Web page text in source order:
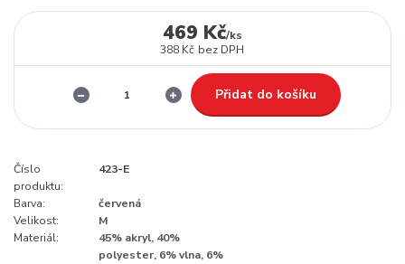
469 Kč/ks
388 Kč bez DPH
Přidat do košíku
Číslo
produktu:
423-E
Barva:
červená
Velikost:
M
Materiál:
45% akryl, 40%
polyester, 6% vlna, 6%